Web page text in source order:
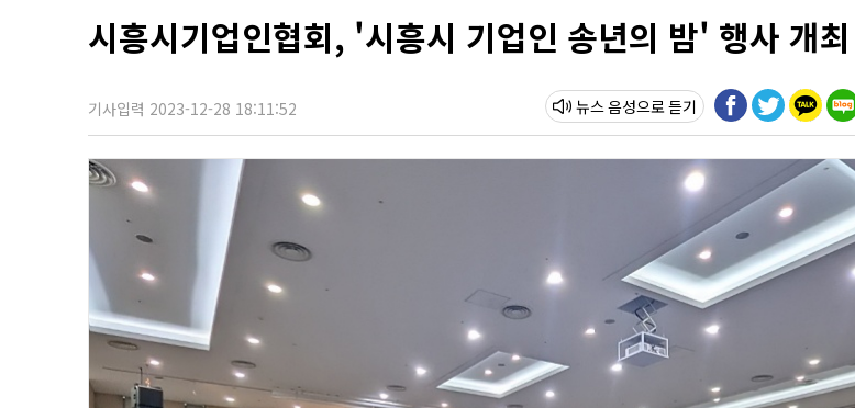
시흥시기업인협회, '시흥시 기업인 송년의 밤' 행사 개최
기사입력 2023-12-28 18:11:52 뉴스 음성